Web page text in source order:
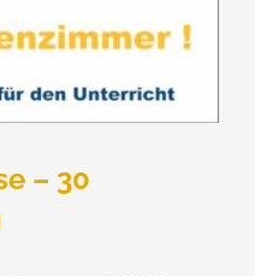
– 30